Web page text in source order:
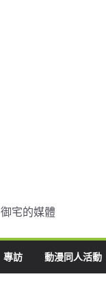
宅的媒體
專訪 動漫同人活動